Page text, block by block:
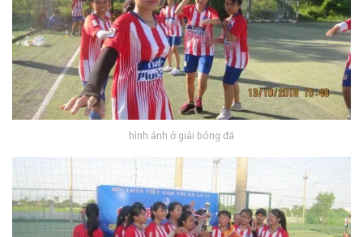
hình ảnh ở giải bóng đá